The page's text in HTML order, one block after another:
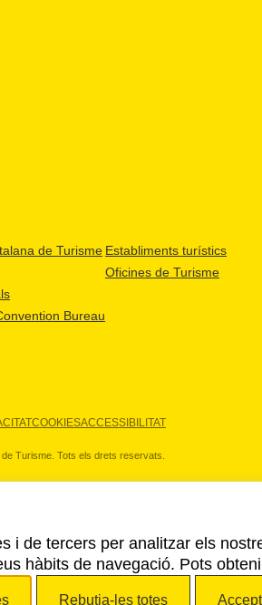
de Turisme
Bureau
Establiments turístics
Oficines de Turisme
COOKIESACCESSIBILITAT
Turisme. Tots els drets reservats.
i de tercers per analitzar els
hàbits de navegació. Pots
Rebutja-les totes